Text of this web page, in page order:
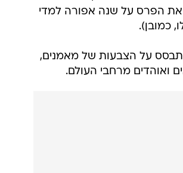
את הפרס על שנה אפורה למדי
כמובן).
על הצבעות של מאמנים,
ואוהדים מרחבי העולם.